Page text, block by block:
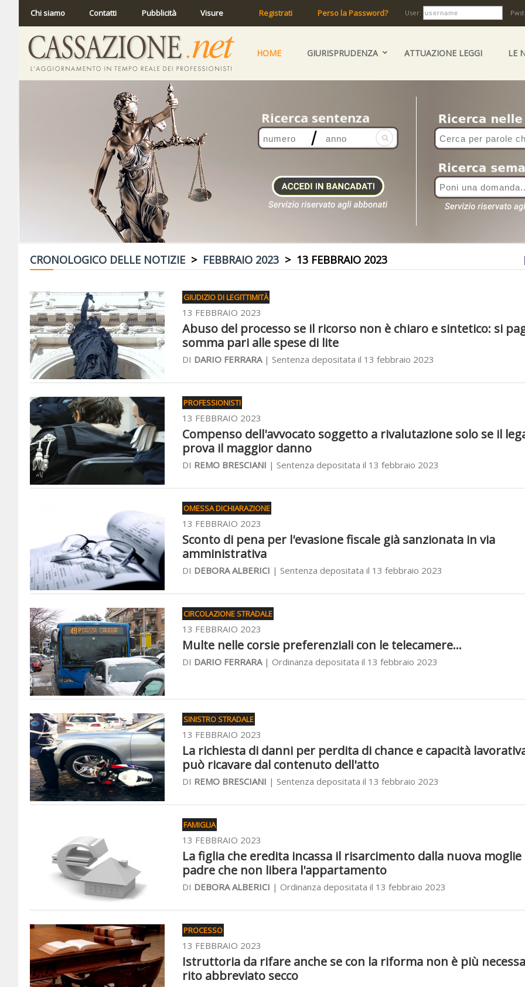
Chi siamo Contatti Pubblicità Visure Registrati Perso la Password? User:
HOME GIURISPRUDENZA ATTUAZIONE LEGGI LE
CRONOLOGICO DELLE NOTIZIE > FEBBRAIO 2023 > 13 FEBBRAIO 2023
GIUDIZIO DI LEGITTIMITÀ
13 FEBBRAIO 2023
Abuso del processo se il ricorso non è chiaro e sintetico: si
somma pari alle spese di lite
DI DARIO FERRARA| Sentenza depositata il 13 febbraio 2023
PROFESSIONISTI
13 FEBBRAIO 2023
Compenso dell'avvocato soggetto a rivalutazione solo se il
prova il maggior danno
DI REMO BRESCIANI | Sentenza depositata il 13 febbraio 2023
OMESSA DICHIARAZIONE
13 FEBBRAIO 2023
Sconto di pena per l'evasione fiscale già sanzionata in via
amministrativa
DI DEBORA ALBERICI | Sentenza depositata il 13 febbraio 2023
CIRCOLAZIONE STRADALE
13 FEBBRAIO 2023
Multe nelle corsie preferenziali con le telecamere...
DI DARIO FERRARA| Ordinanza depositata il 13 febbraio 2023
SINISTRO STRADALE
13 FEBBRAIO 2023
La richiesta di danni per perdita di chance e capacità
può ricavare dal contenuto dell'atto
DI REMO BRESCIANI | Sentenza depositata il 13 febbraio 2023
FAMIGLIA
13 FEBBRAIO 2023
La figlia che eredita incassa il risarcimento dalla nuova moglie
padre che non libera l'appartamento
DI DEBORA ALBERICI | Ordinanza depositata il 13 febbraio 2023
PROCESSO
13 FEBBRAIO 2023
Istruttoria da rifare anche se con la riforma non è più
rito abbreviato secco